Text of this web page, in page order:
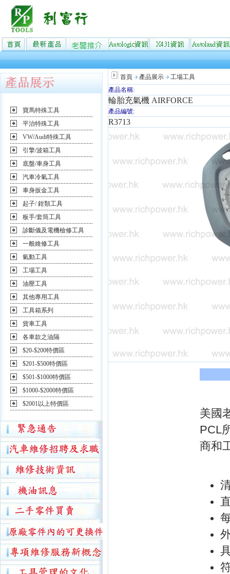
寶馬特殊工具
平治特殊工具
VW/Audi特殊工具
引擎/波箱工具
底盤/車身工具
汽車冷氣工具
車身扳金工具
起子/ 鉗類工具
板手/套筒工具
診斷儀及電機檢修工具
一般維修工具
氣動工具
工場工具
油壓工具
其他專用工具
工具箱系列
貨車工具
各車款之油隔
$20-$200特價區
$201-$500特價區
$501-$1000特價區
$1000-$2000特價區
$2001以上特價區
首頁 產品展示
工場工具
產品名稱:
輪胎充氣機 AIRFORCE
產品編號:
R3713
美國
PCL
商和